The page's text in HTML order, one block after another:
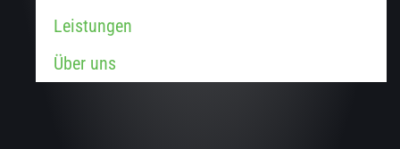
Leistungen
Über uns